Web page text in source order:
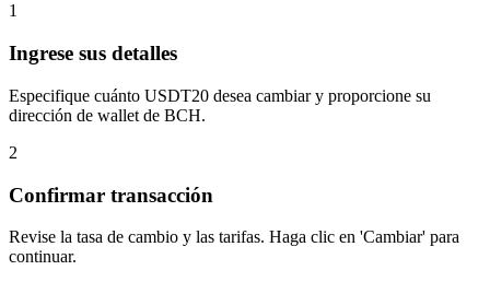
1
Ingrese sus detalles
Especifique cuánto USDT20 desea cambiar y proporcione su
dirección de wallet de BCH.
2
Confirmar transacción
Revise la tasa de cambio y las tarifas. Haga clic en 'Cambiar' para
continuar.